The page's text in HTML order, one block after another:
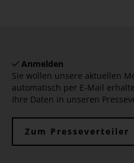
Anmelden
Sie wollen unsere aktuellen
automatisch per E-Mail
Ihre Daten in unseren
Zum Presseverteiler